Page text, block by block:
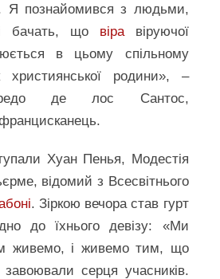
Я познайомився з людьми,
бачать, що віравіруючої
в цьому спільному
християнської родини», –
де лос Сантос,
Хуан Пенья, Модестія
відомий з Всесвітнього
. Зіркою вечора став гурт
до їхнього девізу: «Ми
живемо, і живемо тим, що
серця учасників.